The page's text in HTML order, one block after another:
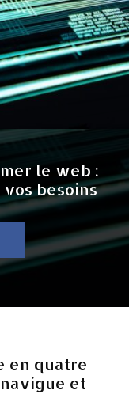
le web :
besoins
en quatre
et